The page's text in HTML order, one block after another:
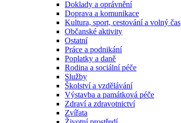
Doklady a oprávnění
Doprava a komunikace
Kultura, sport, cestování a volný čas
Občanské aktivity
Ostatní
Práce a podnikání
Poplatky a daně
Rodina a sociální péče
Služby
Školství a vzdělávání
Výstavba a památková péče
Zdraví a zdravotnictví
Zvířata